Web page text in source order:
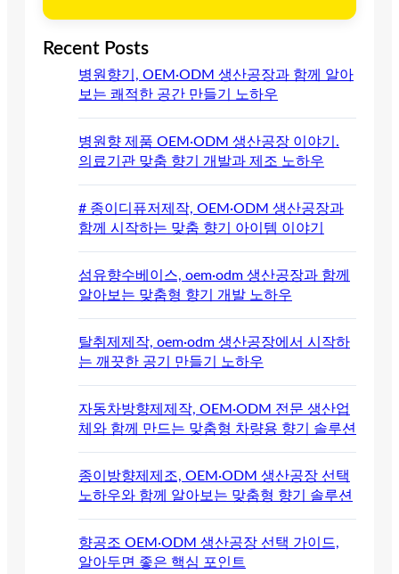
Recent Posts
병원향기, OEM·ODM 생산공장과 함께 알아
보는 쾌적한 공간 만들기 노하우
병원향 제품 OEM·ODM 생산공장 이야기.
의료기관 맞춤 향기 개발과 제조 노하우
# 종이디퓨저제작, OEM·ODM 생산공장과
함께 시작하는 맞춤 향기 아이템 이야기
섬유향수베이스, oem·odm 생산공장과 함께
알아보는 맞춤형 향기 개발 노하우
탈취제제작, oem·odm 생산공장에서 시작하
는 깨끗한 공기 만들기 노하우
자동차방향제제작, OEM·ODM 전문 생산업
체와 함께 만드는 맞춤형 차량용 향기 솔루션
종이방향제제조, OEM·ODM 생산공장 선택
노하우와 함께 알아보는 맞춤형 향기 솔루션
향공조 OEM·ODM 생산공장 선택 가이드,
알아두면 좋은 핵심 포인트